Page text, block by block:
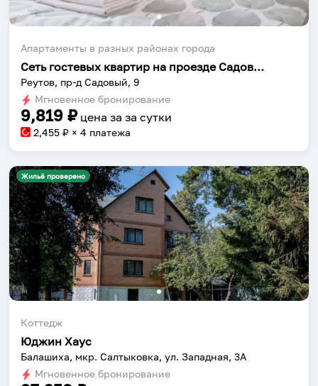
Апартаменты в разных районах города
Сеть гостевых квартир на проезде Садовый 9
Реутов, пр-д Садовый, 9
Мгновенное бронирование
9,819 ₽ цена за за сутки
2,455 ₽ × 4 платежа
Жильё проверено
Коттедж
Юджин Хаус
Балашиха, мкр. Салтыковка, ул. Западная, 3А
Мгновенное бронирование